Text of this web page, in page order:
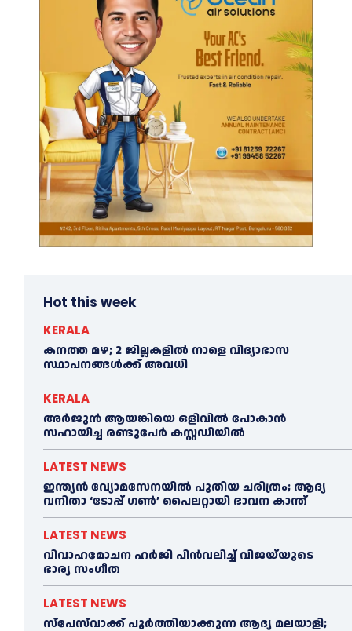
Hot this week
KERALA
കനത്ത മഴ; 2 ജില്ലകളില്‍ നാളെ വിദ്യാഭാസ
സ്ഥാപനങ്ങള്‍ക്ക് അവധി
KERALA
അര്‍ജുന്‍ ആയങ്കിയെ ഒളിവില്‍ പോകാന്‍
സഹായിച്ച രണ്ടുപേര്‍ കസ്റ്റഡിയില്‍
LATEST NEWS
ഇന്ത്യൻ വ്യോമസേനയില്‍ പുതിയ ചരിത്രം; ആദ്യ
വനിതാ ‘ടോപ്പ് ഗണ്‍’ പൈലറ്റായി ഭാവന കാന്ത്
LATEST NEWS
വിവാഹമോചന ഹര്‍ജി പിൻവലിച്ച്‌ വിജയ്‌യുടെ
ഭാര്യ സംഗീത
LATEST NEWS
സ്‌പേസ്‌വാക്ക് പൂര്‍ത്തിയാക്കുന്ന ആദ്യ മലയാളി;